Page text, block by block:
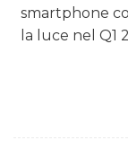
OPINIONI
smartphone
la luce nel Q1